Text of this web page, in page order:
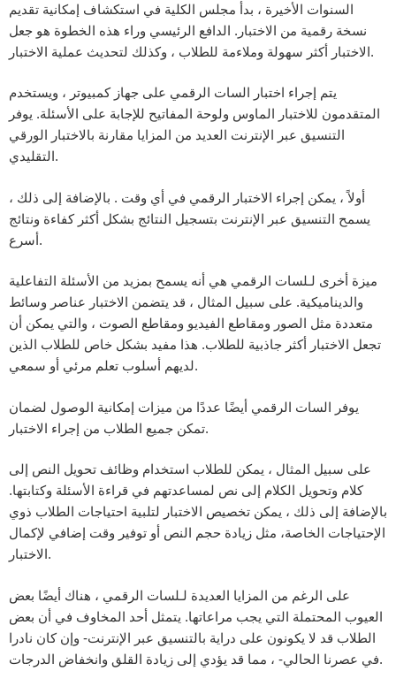
السنوات الأخيرة ، بدأ مجلس الكلية في استكشاف إمكانية تقديم
نسخة رقمية من الاختبار. الدافع الرئيسي وراء هذه الخطوة هو جعل
الاختبار أكثر سهولة وملاءمة للطلاب ، وكذلك لتحديث عملية الاختبار.
يتم إجراء اختبار السات الرقمي على جهاز كمبيوتر ، ويستخدم
المتقدمون للاختبار الماوس ولوحة المفاتيح للإجابة على الأسئلة. يوفر
التنسيق عبر الإنترنت العديد من المزايا مقارنة بالاختبار الورقي
التقليدي.
أولاً ، يمكن إجراء الاختبار الرقمي في أي وقت . بالإضافة إلى ذلك ،
يسمح التنسيق عبر الإنترنت بتسجيل النتائج بشكل أكثر كفاءة ونتائج
أسرع.
ميزة أخرى لـلسات الرقمي هي أنه يسمح بمزيد من الأسئلة التفاعلية
والديناميكية. على سبيل المثال ، قد يتضمن الاختبار عناصر وسائط
متعددة مثل الصور ومقاطع الفيديو ومقاطع الصوت ، والتي يمكن أن
تجعل الاختبار أكثر جاذبية للطلاب. هذا مفيد بشكل خاص للطلاب الذين
لديهم أسلوب تعلم مرئي أو سمعي.
يوفر السات الرقمي أيضًا عددًا من ميزات إمكانية الوصول لضمان
تمكن جميع الطلاب من إجراء الاختبار.
على سبيل المثال ، يمكن للطلاب استخدام وظائف تحويل النص إلى
كلام وتحويل الكلام إلى نص لمساعدتهم في قراءة الأسئلة وكتابتها.
بالإضافة إلى ذلك ، يمكن تخصيص الاختبار لتلبية احتياجات الطلاب ذوي
الإحتياجات الخاصة، مثل زيادة حجم النص أو توفير وقت إضافي لإكمال
الاختبار.
على الرغم من المزايا العديدة لـلسات الرقمي ، هناك أيضًا بعض
العيوب المحتملة التي يجب مراعاتها. يتمثل أحد المخاوف في أن بعض
الطلاب قد لا يكونون على دراية بالتنسيق عبر الإنترنت- وإن كان نادرا
في عصرنا الحالي- ، مما قد يؤدي إلى زيادة القلق وانخفاض الدرجات.